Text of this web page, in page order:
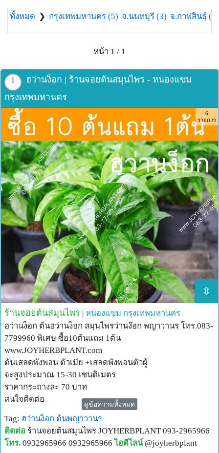
ทั้งหมด ❯ กรุงเทพมหานคร (5) จ.นนทบุรี (3) จ.กาฬสินธุ์ (1)
หน้า 1 / 1
1
ฮว่านง็อก | ร้านจอยต้นสมุนไพร - หนองแขม
กรุงเทพมหานคร
⇳
6
รายการ
ร้านจอยต้นสมุนไพร | หนองแขม กรุงเทพมหานคร
ฮว่านง็อก ต้นฮว่านง็อก สมุนไพรว่านง๊อก พญาวานร โทร.083-
7799960 พิเศษ ซื้อ10ต้นแถม 1ต้น
www.JOYHERBPLANT.com
ต้นเสลดพังพอน ตัวเมีย +เสลดพังพอนตัวผู้
จะสูงประมาณ 15-30 เซนติเมตร
ราคากระถางละ 70 บาท
สนใจติดต่อ
Tel. 083-77-999-60
Line : @JOYHERBPLANT (มี@นำหน้า)
Facebookpage: ขายต้นสมุนไพร
ดูข้อความทั้งหมด
Tag: ฮว่านง็อก ต้นพญาวานร
ติดต่อ ร้านจอยต้นสมุนไพร JOYHERBPLANT 093-2965966
โทร. 0932965966 0932965966 ไอดีไลน์ @joyherbplant